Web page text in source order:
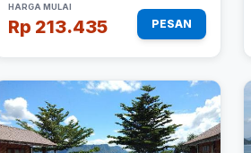
HARGA MULAI
Rp 213.435 PESAN